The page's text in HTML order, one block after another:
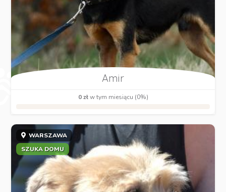
Amir
0 złw tym miesiącu (0%)
WARSZAWA
SZUKA DOMU